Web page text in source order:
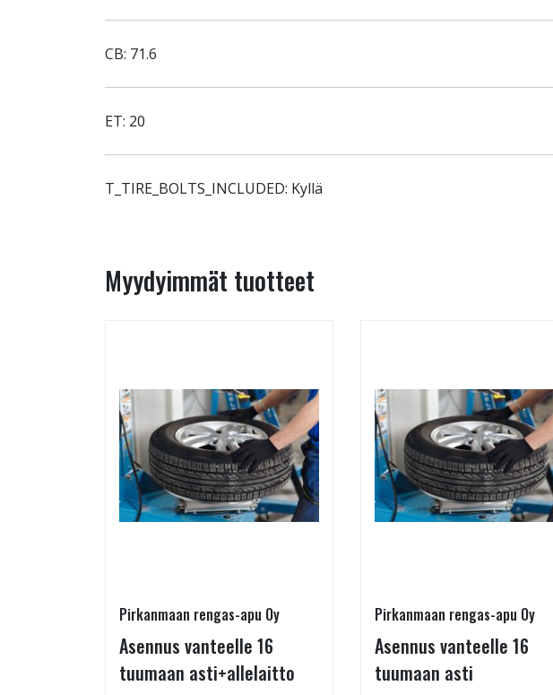
CB: 71.6
ET: 20
T_TIRE_BOLTS_INCLUDED: Kyllä
Myydyimmät tuotteet
Pirkanmaan rengas-apu Oy
Asennus vanteelle 16
tuumaan asti+allelaitto
Pirkanmaan rengas-apu Oy
Asennus vanteelle 16
tuumaan asti